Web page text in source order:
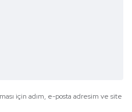
için adım, e-posta adresim ve site